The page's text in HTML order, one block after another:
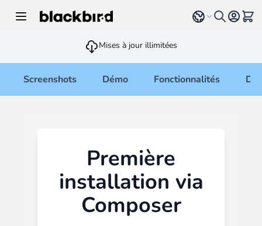
Select language
Voir
Mises à jour illimitées
Screenshots Démo Fonctionnalités
Première
installation via
Composer